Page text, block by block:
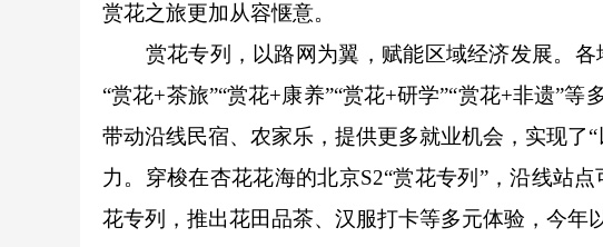
赏花之旅更加从容惬意。
赏花专列，以路网为翼，赋能区域经济发展。各
“赏花+茶旅”“赏花+康养”“赏花+研学”“赏花+非遗”
带动沿线民宿、农家乐，提供更多就业机会，实现了
力。穿梭在杏花花海的北京S2“赏花专列”，沿线站
花专列，推出花田品茶、汉服打卡等多元体验，今年